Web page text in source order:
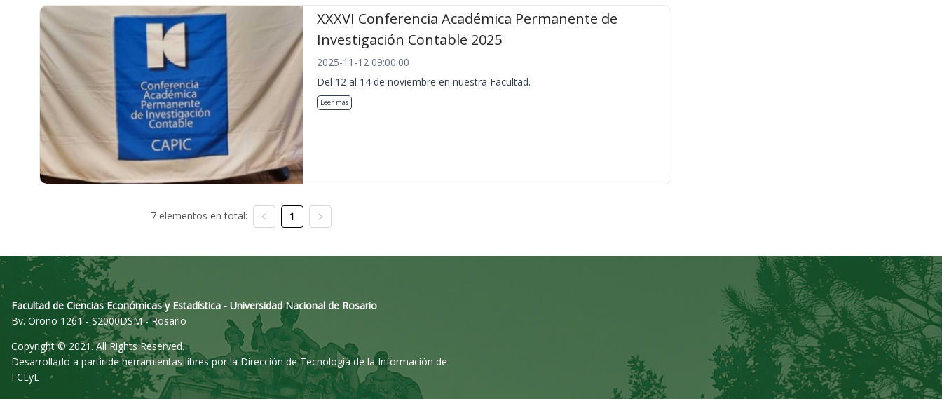
XXXVI Conferencia Académica Permanente de
Investigación Contable 2025
2025-11-12 09:00:00
Del 12 al 14 de noviembre en nuestra Facultad.
Leer más
7 elementos en total: 1
Facultad de Ciencias Económicas y Estadística - Universidad Nacional de Rosario
Bv. Oroño 1261 - S2000DSM - Rosario
Copyright © 2021. All Rights Reserved.
Desarrollado a partir de herramientas libres por la Dirección de Tecnología de la Información de
FCEyE